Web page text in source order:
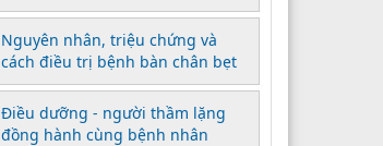
Nguyên nhân, triệu chứng và
cách điều trị bệnh bàn chân bẹt
Điều dưỡng - người thầm lặng
đồng hành cùng bệnh nhân